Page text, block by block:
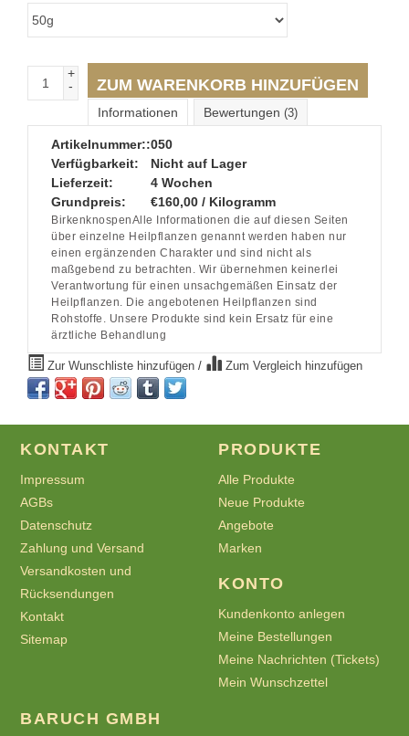
+
-
ZUM WARENKORB HINZUFÜGEN
Informationen Bewertungen (3)
Artikelnummer::050
Verfügbarkeit:
Nicht auf Lager
Lieferzeit:
4 Wochen
Grundpreis:
€160,00 / Kilogramm
BirkenknospenAlle Informationen die auf diesen Seiten
über einzelne Heilpflanzen genannt werden haben nur
einen ergänzenden Charakter und sind nicht als
maßgebend zu betrachten. Wir übernehmen keinerlei
Verantwortung für einen unsachgemäßen Einsatz der
Heilpflanzen. Die angebotenen Heilpflanzen sind
Rohstoffe. Unsere Produkte sind kein Ersatz für eine
ärztliche Behandlung
Zur Wunschliste hinzufügen / Zum Vergleich hinzufügen
KONTAKT
Impressum
AGBs
Datenschutz
Zahlung und Versand
Versandkosten und
Rücksendungen
Kontakt
Sitemap
PRODUKTE
Alle Produkte
Neue Produkte
Angebote
Marken
KONTO
Kundenkonto anlegen
Meine Bestellungen
Meine Nachrichten (Tickets)
Mein Wunschzettel
BARUCH GMBH